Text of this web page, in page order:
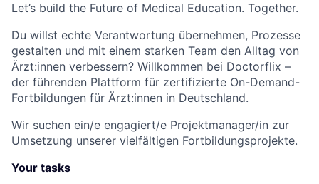
Let’s build the Future of Medical Education. Together.
Du willst echte Verantwortung übernehmen, Prozesse
gestalten und mit einem starken Team den Alltag von
Ärzt:innen verbessern? Willkommen bei Doctorflix –
der führenden Plattform für zertifizierte On-Demand-
Fortbildungen für Ärzt:innen in Deutschland.
Wir suchen ein/e engagiert/e Projektmanager/in zur
Umsetzung unserer vielfältigen Fortbildungsprojekte.
Your tasks